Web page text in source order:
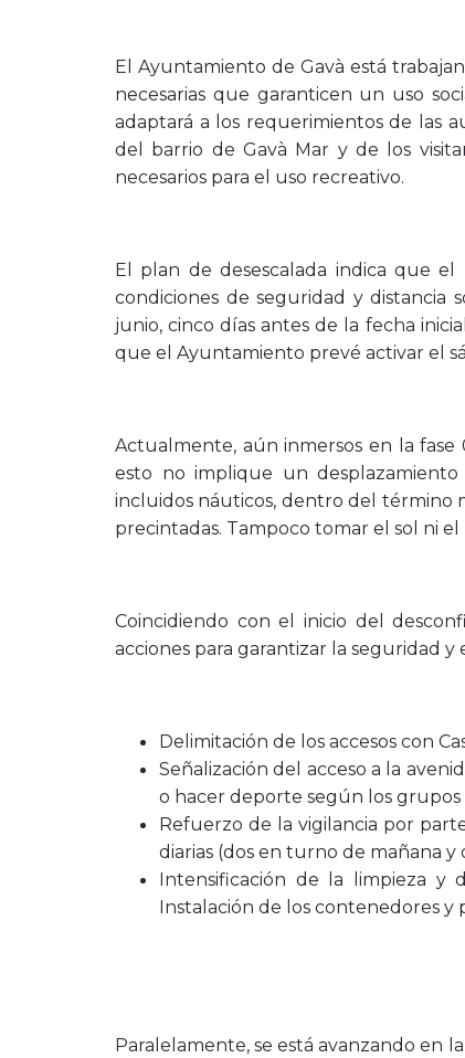
El Ayuntamiento de Gavà está
necesarias que garanticen un uso
adaptará a los requerimientos de las
del barrio de Gavà Mar y de los
necesarios para el uso recreativo.
El plan de desescalada indica que
condiciones de seguridad y distancia
junio, cinco días antes de la fecha
que el Ayuntamiento prevé activar el
Actualmente, aún inmersos en la fase
esto no implique un
incluidos náuticos, dentro del término
precintadas. Tampoco tomar el sol ni
Coincidiendo con el inicio del
acciones para garantizar la seguridad
Delimitación de los accesos con
Señalización del acceso a la
o hacer deporte según los grupos
Refuerzo de la vigilancia por
diarias (dos en turno de mañana
Intensificación de la limpieza y
Instalación de los contenedores y
Paralelamente, se está avanzando en